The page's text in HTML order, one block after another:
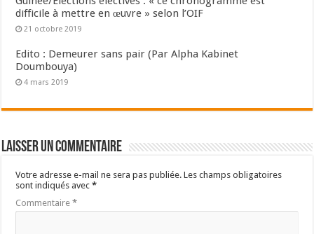
difficile à mettre en œuvre » selon l’OIF
21 octobre 2019
Edito : Demeurer sans pair (Par Alpha Kabinet
Doumbouya)
4 mars 2019
Laisser un commentaire
Votre adresse e-mail ne sera pas publiée. Les champs obligatoires
sont indiqués avec*
Commentaire*